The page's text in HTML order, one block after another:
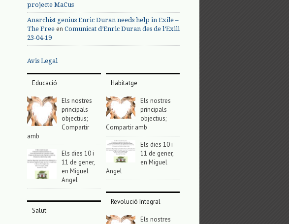
projecte MaCus
Anarchist genius Enric Duran needs help in Exile –
The Free en Comunicat d’Enric Duran des de l’Exili
23-04-19
Avis Legal
Educació
Els nostres
principals
objectius;
Compartir
amb
Els dies 10 i
11 de gener,
en Miguel
Angel
Salut
Habitatge
Els nostres
principals
objectius;
Compartir amb
Els dies 10 i
11 de gener,
en Miguel
Angel
Revolució Integral
Els nostres